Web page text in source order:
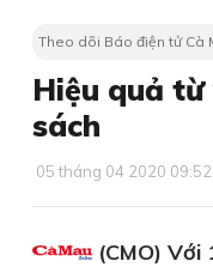
Theo dõi Báo điện tử Cà
Hiệu quả
sách
05 tháng 04 2020 09:52
(CMO)